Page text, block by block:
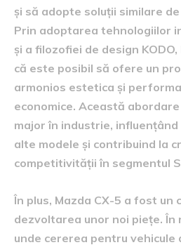
și să adopte soluții similare
Prin adoptarea tehnologiilor
și a filozofiei de design
că este posibil să ofere un
armonios estetica și
economice. Această
major în industrie,
alte modele și contribuind la
competitivității în segmentul
În plus, Mazda CX-5 a fost
dezvoltarea unor noi piețe. În
unde cererea pentru vehicule